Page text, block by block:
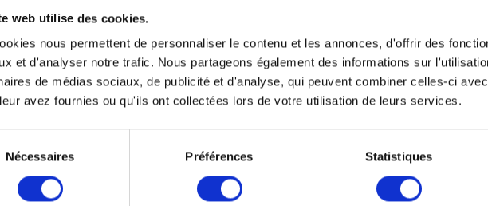
web utilise des cookies.
nous permettent de personnaliser le contenu et les annonces, d'offrir des
et d'analyser notre trafic. Nous partageons également des informations sur
de médias sociaux, de publicité et d'analyse, qui peuvent combiner celles-ci
avez fournies ou qu'ils ont collectées lors de votre utilisation de leurs services.
Nécessaires Préférences Statistiques
pratique l’entreprise se borne à mettre du personnel à la disposition de
que ce personnel est soumis aux seules instructions du donneur d’ordre,
de ce dernier avec ses matériels etc…
le coup du droit du travail qui limite très strictement les possibilités de
à but lucratif (en les réservant aux organismes de travail intérimaires) et
pénalement, les prêts illicites de main d’œuvre et délits